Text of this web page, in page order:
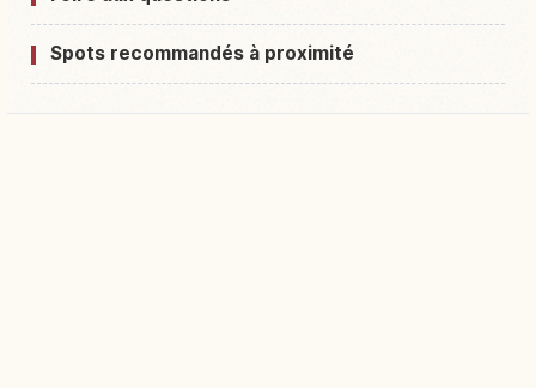
Spots recommandés à proximité